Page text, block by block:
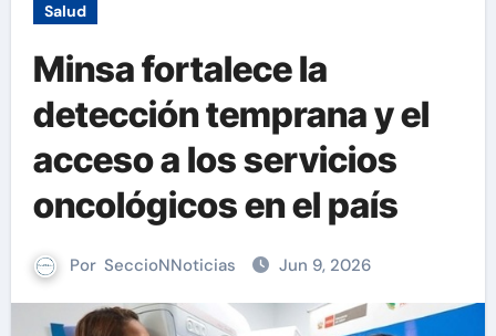
Salud
Minsa fortalece la
detección temprana y el
acceso a los servicios
oncológicos en el país
Por SeccioNNoticias Jun 9, 2026